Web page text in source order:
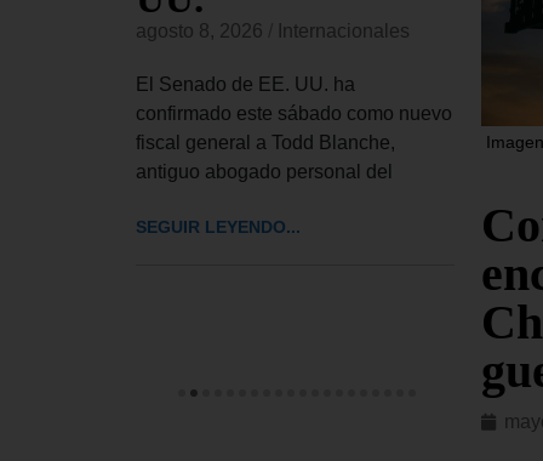
agosto 8, 2026 Internacionales
El Senado de EE. UU. ha
confirmado este sábado como nuevo
fiscal general a Todd Blanche,
antiguo abogado personal del
SEGUIR LEYENDO...
EE.
en